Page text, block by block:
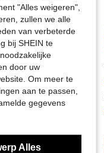
in Geometrisch Strass-steentjes en decoraties
"Alles weigeren",
zullen we alle
van verbeterde
bij SHEIN te
door uw
Om meer te
aan te passen,
gegevens
Alles